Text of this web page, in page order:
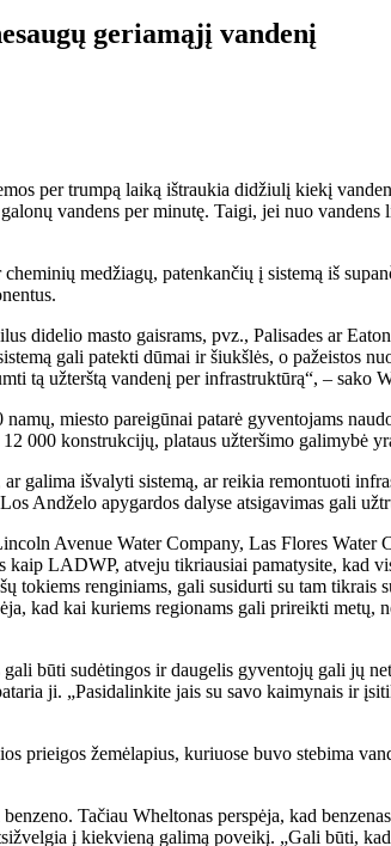
geriamąjį vandenį
per trumpą laiką ištraukia didžiulį kiekį
vandens per minutę. Taigi, jei nuo
medžiagų, patenkančių į sistemą iš
didelio masto gaisrams, pvz., Palisades ar
gali patekti dūmai ir šiukšlės, o pažeistos
tą užterštą vandenį per infrastruktūrą“, – sako
miesto pareigūnai patarė gyventojams
000 konstrukcijų, plataus užteršimo galimybė
galima išvalyti sistemą, ar reikia remontuoti
Andželo apygardos dalyse atsigavimas gali
Avenue Water Company, Las Flores Water
LADWP, atveju tikriausiai pamatysite, kad
tokiems renginiams, gali susidurti su tam
kad kai kuriems regionams gali prireikti metų,
būti sudėtingos ir daugelis gyventojų gali jų
ji. „Pasidalinkite jais su savo kaimynais ir
žemėlapius, kuriuose buvo stebima
Tačiau Wheltonas perspėja, kad
į kiekvieną galimą poveikį. „Gali būti,